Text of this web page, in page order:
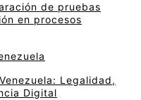
de pruebas
en procesos
Legalidad,
Digital